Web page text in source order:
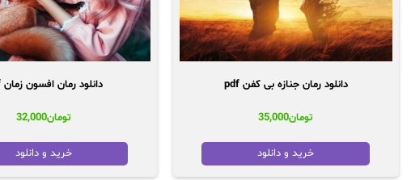
دانلود رمان جنازه بی کفن pdf
تومان35,000
خرید و دانلود
دانلود رمان افسون زمان pdf
تومان32,000
خرید و دانلود